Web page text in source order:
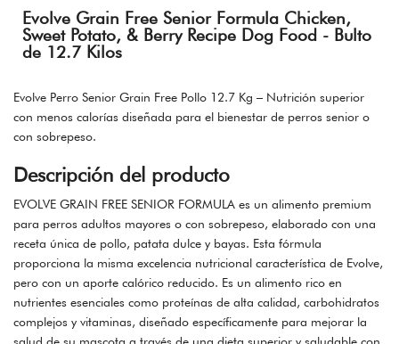
Evolve Grain Free Senior Formula Chicken,
Sweet Potato, & Berry Recipe Dog Food - Bulto
de 12.7 Kilos
Evolve Perro Senior Grain Free Pollo 12.7 Kg – Nutrición superior
con menos calorías diseñada para el bienestar de perros senior o
con sobrepeso.
Descripción del producto
EVOLVE GRAIN FREE SENIOR FORMULA es un alimento premium
para perros adultos mayores o con sobrepeso, elaborado con una
receta única de pollo, patata dulce y bayas. Esta fórmula
proporciona la misma excelencia nutricional característica de Evolve,
pero con un aporte calórico reducido. Es un alimento rico en
nutrientes esenciales como proteínas de alta calidad, carbohidratos
complejos y vitaminas, diseñado específicamente para mejorar la